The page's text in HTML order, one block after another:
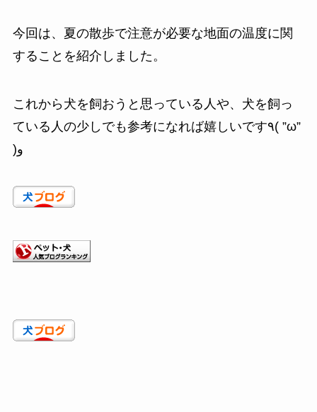
今回は、夏の散歩で注意が必要な地面の温度に関
することを紹介しました。
これから犬を飼おうと思っている人や、犬を飼っ
ている人の少しでも参考になれば嬉しいです٩( ”ω”
)و